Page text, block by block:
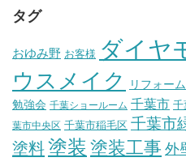
タグ
おゆみ野 お客様 ダイヤ
ウスメイク
リフォーム
勉強会 千葉ショールーム 千葉市 千
葉市中央区 千葉市稲毛区 千葉市
塗料塗装 塗装工事 外